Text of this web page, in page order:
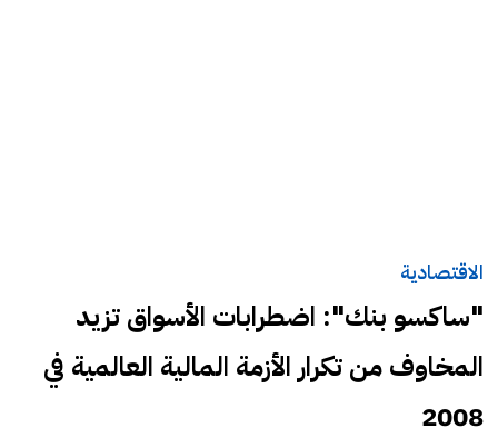
الاقتصادية
"ساكسو بنك": اضطرابات الأسواق تزيد
المخاوف من تكرار الأزمة المالية العالمية في
2008